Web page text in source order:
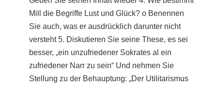
Mill die Begriffe Lust und Glück? o Benennen
Sie auch, was er ausdrücklich darunter nicht
versteht 5. Diskutieren Sie seine These, es sei
besser, „ein unzufriedener Sokrates al ein
zufriedener Narr zu sein“ Und nehmen Sie
Stellung zu der Behauptung: „Der Utilitarismus